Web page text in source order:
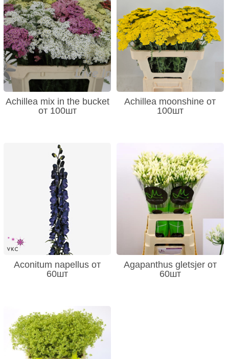
Achillea mix in the bucket
от 100шт
Achillea moonshine от
100шт
Aconitum napellus от
60шт
Agapanthus gletsjer от
60шт